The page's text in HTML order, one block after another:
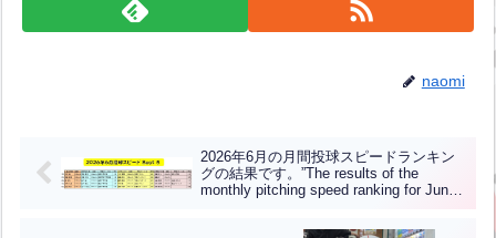
naomi
2026年6月の月間投球スピードランキン
グの結果です。”The results of the
monthly pitching speed ranking for June